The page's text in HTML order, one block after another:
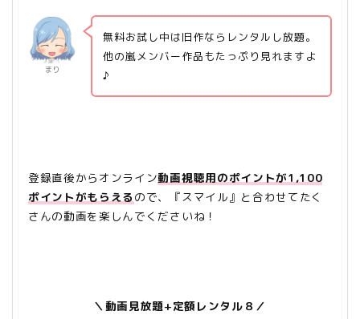
まり
無料お試し中は旧作ならレンタルし放題。
他の嵐メンバー作品もたっぷり見れますよ
♪
登録直後からオンライン動画視聴用のポイントが1,100
ポイントがもらえる ので、『スマイル』と合わせてたく
さんの動画を楽しんでくださいね！
＼動画見放題+定額レンタル８／